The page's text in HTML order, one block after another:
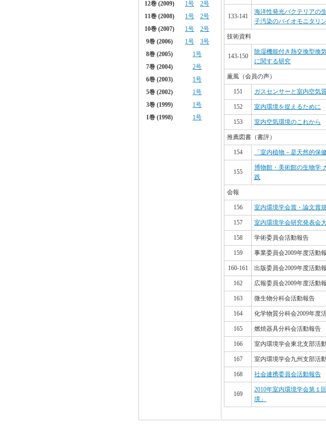
133-141
海洋性発光バクテリアの
子汚染のバイオモニタリ
技術資料
143-150
除湿機能付き熱交換型換
に関する研究
薫風（会員の声）
151 ガスセンサーと室内空気
152 室内環境を捉えるために
153 室内空気環境のこれから
推薦図書（書評）
154 「室内植物－是天然的保
155
博物館・美術館の生物学
践
会報
156 室内環境学会賞・論文賞
157 室内環境学会研究発表会
158 学術委員会活動報告
159 事業委員会2009年度活動
160-161 出版委員会2009年度活動
162 広報委員会2009年度活動
163 微生物分科会活動報告
164 化学物質分科会2009年度
165 燃焼器具分科会活動報告
166 室内環境学会東北支部活
167 室内環境学会九州支部活
168 社会連携委員会活動報告
169
2010年室内環境学会第１
境」